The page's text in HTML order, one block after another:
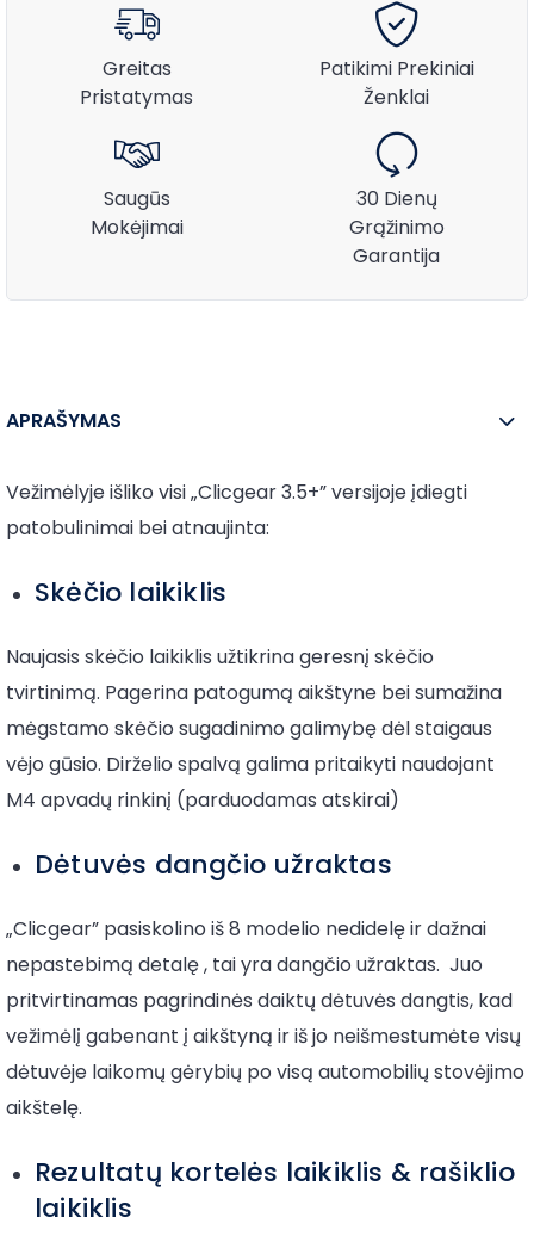
Greitas
Pristatymas
Patikimi Prekiniai
Ženklai
Saugūs
Mokėjimai
30 Dienų
Grąžinimo
Garantija
APRAŠYMAS
Vežimėlyje išliko visi „Clicgear 3.5+” versijoje įdiegti
patobulinimai bei atnaujinta:
Skėčio laikiklis
Naujasis skėčio laikiklis užtikrina geresnį skėčio
tvirtinimą. Pagerina patogumą aikštyne bei sumažina
mėgstamo skėčio sugadinimo galimybę dėl staigaus
vėjo gūsio. Dirželio spalvą galima pritaikyti naudojant
M4 apvadų rinkinį (parduodamas atskirai)
Dėtuvės dangčio užraktas
„Clicgear” pasiskolino iš 8 modelio nedidelę ir dažnai
nepastebimą detalę , tai yra dangčio užraktas. Juo
pritvirtinamas pagrindinės daiktų dėtuvės dangtis, kad
vežimėlį gabenant į aikštyną ir iš jo neišmestumėte visų
dėtuvėje laikomų gėrybių po visą automobilių stovėjimo
aikštelę.
Rezultatų kortelės laikiklis & rašiklio
laikiklis